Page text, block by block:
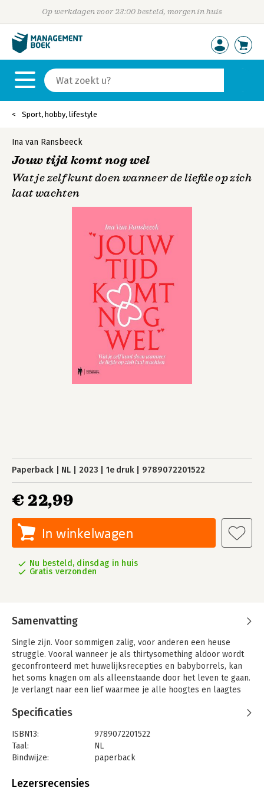
Op werkdagen voor 23:00 besteld, morgen in huis
Sport, hobby, lifestyle
Ina van Ransbeeck
Jouw tijd komt nog wel
Wat je zelf kunt doen wanneer de liefde op zich
laat wachten
Paperback NL 2023 1e druk 9789072201522
€ 22,99
In winkelwagen
Nu besteld, dinsdag in huis
Gratis verzonden
Samenvatting
Single zijn. Voor sommigen zalig, voor anderen een heuse
struggle. Vooral wanneer je als thirtysomething aldoor wordt
geconfronteerd met huwelijksrecepties en babyborrels, kan
het soms knagen om als alleenstaande door het leven te gaan.
Je verlangt naar een lief waarmee je alle hoogtes en laagtes
soulmate tegen het lijf zal lopen. Met bemoedigende woorden
Rudi je goedbedoeld op te peppen – boodschappen waar je
op dat moment niet op zit te wachten.
Herkenbaar? Dan is dit boek absoluut iets voor jou.
de wereld van singles en de (niet altijd zo evidente) zoektocht
Specificaties
ISBN13:
9789072201522
Taal:
NL
Bindwijze:
paperback
Uitgever:
Lezersrecensies